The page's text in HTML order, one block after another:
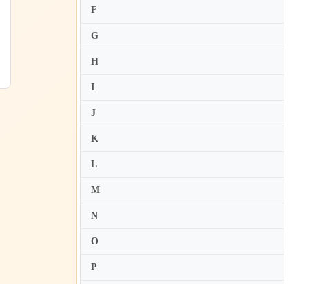
F
G
H
I
J
K
L
M
N
O
P